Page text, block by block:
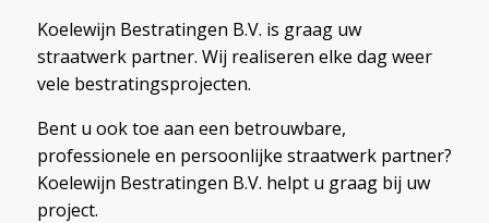
Koelewijn Bestratingen B.V. is graag uw
straatwerk partner. Wij realiseren elke dag weer
vele bestratingsprojecten.
Bent u ook toe aan een betrouwbare,
professionele en persoonlijke straatwerk partner?
Koelewijn Bestratingen B.V. helpt u graag bij uw
project.